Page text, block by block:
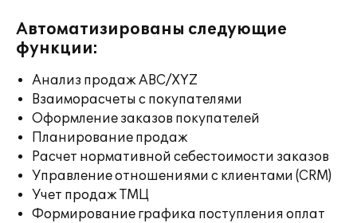
Автоматизированы следующие
функции:
Анализ продаж ABC/XYZ
Взаиморасчеты с покупателями
Оформление заказов покупателей
Планирование продаж
Расчет нормативной себестоимости заказов
Управление отношениями с клиентами (CRM)
Учет продаж ТМЦ
Формирование графика поступления оплат